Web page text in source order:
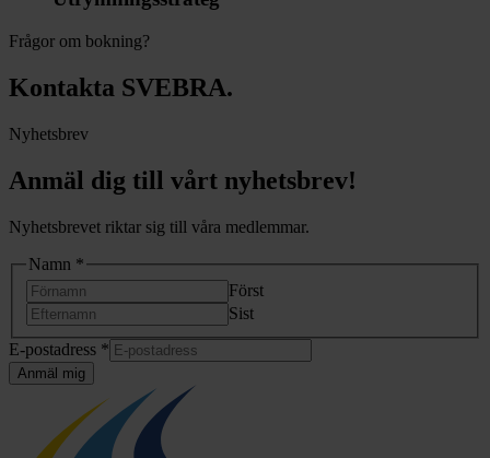
Frågor om bokning?
Kontakta SVEBRA.
Nyhetsbrev
Anmäl dig till vårt nyhetsbrev!
Nyhetsbrevet riktar sig till våra medlemmar.
Namn *
Först
Sist
E-
postadress
E-
E-postadress *
Anmäl mig